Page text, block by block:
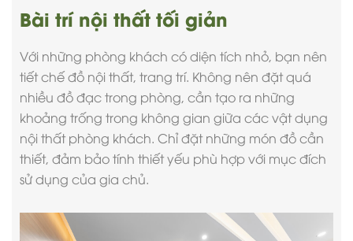
Bài trí nội thất tối giản
Với những phòng khách có diện tích nhỏ, bạn nên
tiết chế đồ nội thất, trang trí. Không nên đặt quá
nhiều đồ đạc trong phòng, cần tạo ra những
khoảng trống trong không gian giữa các vật dụng
nội thất phòng khách. Chỉ đặt những món đồ cần
thiết, đảm bảo tính thiết yếu phù hợp với mục đích
sử dụng của gia chủ.